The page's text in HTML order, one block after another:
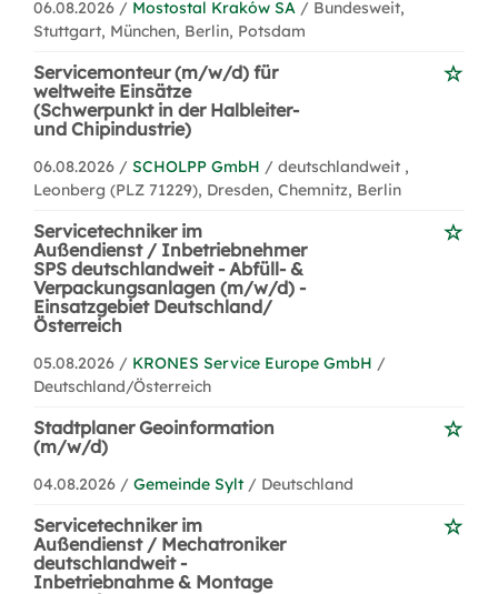
06.08.2026 / Mostostal Kraków SA / Bundesweit,
Stuttgart, München, Berlin, Potsdam
Servicemonteur (m/w/d) für
weltweite Einsätze
(Schwerpunkt in der Halbleiter-
und Chipindustrie)
06.08.2026 / SCHOLPP GmbH / deutschlandweit ,
Leonberg (PLZ 71229), Dresden, Chemnitz, Berlin
Servicetechniker im
Außendienst / Inbetriebnehmer
SPS deutschlandweit - Abfüll- &
Verpackungsanlagen (m/w/d) -
Einsatzgebiet Deutschland/
Österreich
05.08.2026 / KRONES Service Europe GmbH /
Deutschland/Österreich
Stadtplaner Geoinformation
(m/w/d)
04.08.2026 / Gemeinde Sylt / Deutschland
Servicetechniker im
Außendienst / Mechatroniker
deutschlandweit -
Inbetriebnahme & Montage